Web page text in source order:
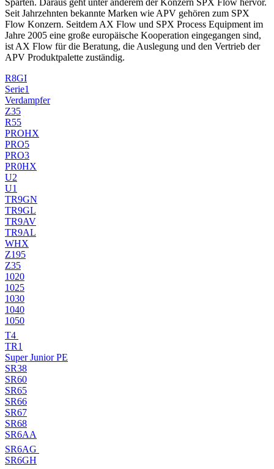
Sparten. Daraus geht unter anderem der Konzern SPX Flow hervor.
Seit Jahrzehnten bekannte Marken wie APV gehören zum SPX
Flow Konzern. Seitdem AX Flow und SPX Process Equipment im
Jahre 2005 eine große europäische Kooperation eingegangen sind,
ist AX Flow für die Beratung, die Auslegung und den Vertrieb der
APV Produktpalette zuständig.
R8GI
Serie1
Verdampfer
Z35
R55
PROHX
PRO5
PRO3
PR0HX
U2
U1
TR9GN
TR9GL
TR9AV
TR9AL
WHX
Z195
Z35
1020
1025
1030
1040
1050
T4
TR1
Super Junior PE
SR38
SR60
SR65
SR66
SR67
SR68
SR6AA
SR6AG
SR6GH